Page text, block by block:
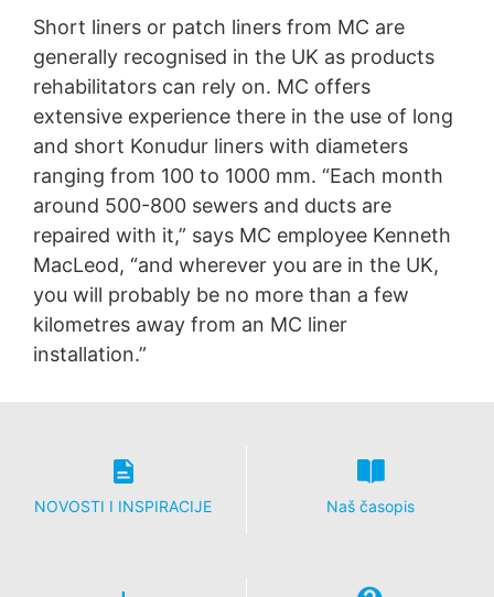
Short liners or patch liners from MC are
generally recognised in the UK as products
rehabilitators can rely on. MC offers
extensive experience there in the use of long
and short Konudur liners with diameters
ranging from 100 to 1000 mm. “Each month
around 500-800 sewers and ducts are
repaired with it,” says MC employee Kenneth
MacLeod, “and wherever you are in the UK,
you will probably be no more than a few
kilometres away from an MC liner
installation.”
NOVOSTI I INSPIRACIJE Naš časopis